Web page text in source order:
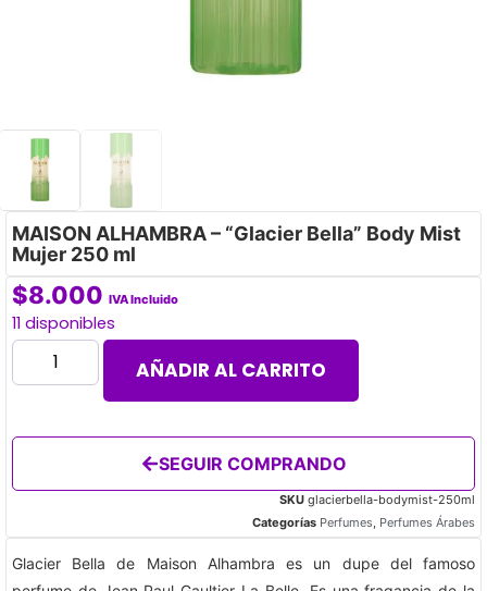
MAISON ALHAMBRA – “Glacier Bella” Body Mist
Mujer 250 ml
$8.000 IVA Incluido
11 disponibles
AÑADIR AL CARRITO
SEGUIR COMPRANDO
SKU glacierbella-bodymist-250ml
Categorías Perfumes, Perfumes Árabes
Glacier Bella de Maison Alhambra es un dupe del famoso